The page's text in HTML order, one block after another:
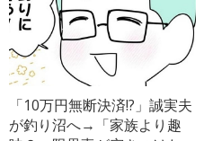
「10万円無断決済!?」誠実夫
が釣り沼へ→「家族より趣